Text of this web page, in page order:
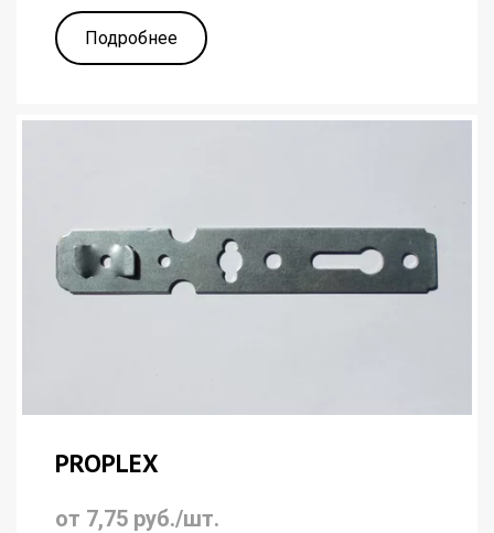
Подробнее
PROPLEX
от 7,75 руб./шт.